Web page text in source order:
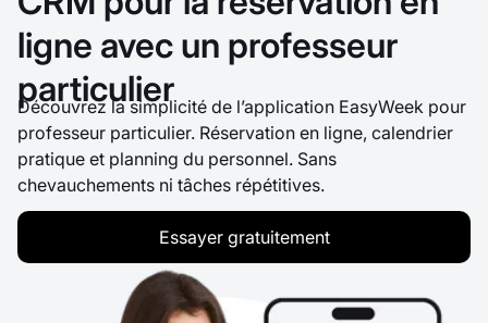
ligne avec un professeur
particulier
Découvrez la simplicité de l’application EasyWeek pour
professeur particulier. Réservation en ligne, calendrier
pratique et planning du personnel. Sans
chevauchements ni tâches répétitives.
Essayer gratuitement